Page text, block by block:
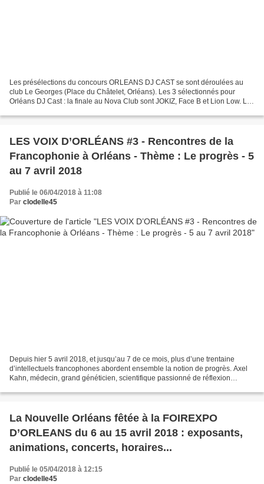
Les présélections du concours ORLEANS DJ CAST se sont déroulées au
club Le Georges (Place du Châtelet, Orléans). Les 3 sélectionnés pour
Orléans DJ Cast : la finale au Nova Club sont JOKIZ, Face B et Lion Low. Les
LES VOIX D’ORLÉANS #3 - Rencontres de la
Francophonie à Orléans - Thème : Le progrès - 5
au 7 avril 2018
Publié le 06/04/2018 à 11:08
Par clodelle45
Depuis hier 5 avril 2018, et jusqu’au 7 de ce mois, plus d’une trentaine
d’intellectuels francophones abordent ensemble la notion de progrès. Axel
Kahn, médecin, grand généticien, scientifique passionné de réflexion
La Nouvelle Orléans fêtée à la FOIREXPO
D’ORLEANS du 6 au 15 avril 2018 : exposants,
animations, concerts, horaires...
Publié le 05/04/2018 à 12:15
Par clodelle45